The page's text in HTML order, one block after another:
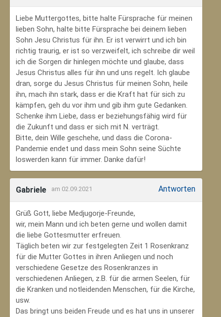
Liebe Muttergottes, bitte halte Fürsprache für meinen
lieben Sohn, halte bitte Fürsprache bei deinem lieben
Sohn Jesu Christus für ihn. Er ist verwirrt und ich bin
richtig traurig, er ist so verzweifelt, ich schreibe dir weil
ich die Sorgen dir hinlegen möchte und glaube, dass
Jesus Christus alles für ihn und uns regelt. Ich glaube
dran, sorge du Jesus Christus für meinen Sohn‚ heile
ihn, mach ihn stark, dass er die Kraft hat für sich zu
kämpfen, geh du vor ihm und gib ihm gute Gedanken.
Schenke ihm Liebe, dass er beziehungsfähig wird für
die Zukunft und dass er sich mit N. verträgt.
Bitte, dein Wille geschehe, und dass die Corona-
Pandemie endet und dass mein Sohn seine Süchte
loswerden kann für immer. Danke dafür!
Gabriele am 02.09.2021 Antworten
Grüß Gott, liebe Medjugorje-Freunde,
wir, mein Mann und ich beten gerne und wollen damit
die liebe Gottesmutter erfreuen.
Täglich beten wir zur festgelegten Zeit 1 Rosenkranz
für die Mutter Gottes in ihren Anliegen und noch
verschiedene Gesetze des Rosenkranzes in
verschiedenen Anliegen, z.B. für die armen Seelen, für
die Kranken und notleidenden Menschen, für die Kirche,
usw.
Das bringt uns beiden Freude und es hat uns in unserer